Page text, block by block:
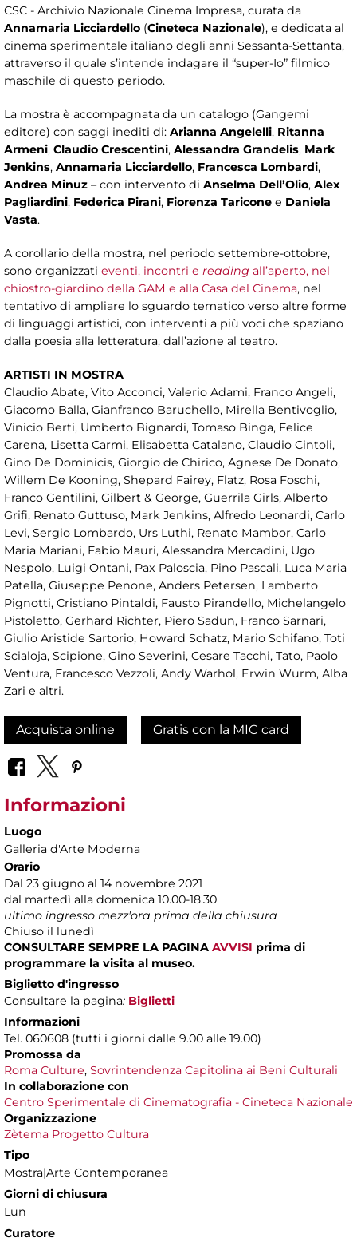
CSC - Archivio Nazionale Cinema Impresa, curata da
Annamaria Licciardello (Cineteca Nazionale), e dedicata al
cinema sperimentale italiano degli anni Sessanta-Settanta,
attraverso il quale s’intende indagare il “super-Io” filmico
maschile di questo periodo.
La mostra è accompagnata da un catalogo (Gangemi
editore) con saggi inediti di: Arianna Angelelli, Ritanna
Armeni, Claudio Crescentini, Alessandra Grandelis, Mark
Jenkins, Annamaria Licciardello, Francesca Lombardi,
Andrea Minuz – con intervento di Anselma Dell’Olio, Alex
Pagliardini, Federica Pirani, Fiorenza Taricone e Daniela
Vasta.
A corollario della mostra, nel periodo settembre-ottobre,
sono organizzati eventi, incontri e reading all’aperto, nel
chiostro-giardino della GAM e alla Casa del Cinema, nel
tentativo di ampliare lo sguardo tematico verso altre forme
di linguaggi artistici, con interventi a più voci che spaziano
dalla poesia alla letteratura, dall’azione al teatro.
ARTISTI IN MOSTRA
Claudio Abate, Vito Acconci, Valerio Adami, Franco Angeli,
Giacomo Balla, Gianfranco Baruchello, Mirella Bentivoglio,
Vinicio Berti, Umberto Bignardi, Tomaso Binga, Felice
Carena, Lisetta Carmi, Elisabetta Catalano, Claudio Cintoli,
Gino De Dominicis, Giorgio de Chirico, Agnese De Donato,
Willem De Kooning, Shepard Fairey, Flatz, Rosa Foschi,
Franco Gentilini, Gilbert & George, Guerrila Girls, Alberto
Grifi, Renato Guttuso, Mark Jenkins, Alfredo Leonardi, Carlo
Levi, Sergio Lombardo, Urs Luthi, Renato Mambor, Carlo
Maria Mariani, Fabio Mauri, Alessandra Mercadini, Ugo
Nespolo, Luigi Ontani, Pax Paloscia, Pino Pascali, Luca Maria
Patella, Giuseppe Penone, Anders Petersen, Lamberto
Pignotti, Cristiano Pintaldi, Fausto Pirandello, Michelangelo
Pistoletto, Gerhard Richter, Piero Sadun, Franco Sarnari,
Giulio Aristide Sartorio, Howard Schatz, Mario Schifano, Toti
Scialoja, Scipione, Gino Severini, Cesare Tacchi, Tato, Paolo
Ventura, Francesco Vezzoli, Andy Warhol, Erwin Wurm, Alba
Zari e altri.
Acquista online Gratis con la MIC card
Informazioni
Luogo
Galleria d'Arte Moderna
Orario
Dal 23 giugno al 14 novembre 2021
dal martedì alla domenica 10.00-18.30
ultimo ingresso mezz'ora prima della chiusura
Chiuso il lunedì
CONSULTARE SEMPRE LA PAGINA AVVISI prima di
programmare la visita al museo.
Biglietto d'ingresso
Consultare la pagina: Biglietti
Informazioni
Tel. 060608 (tutti i giorni dalle 9.00 alle 19.00)
Promossa da
Roma Culture, Sovrintendenza Capitolina ai Beni Culturali
In collaborazione con
Centro Sperimentale di Cinematografia - Cineteca Nazionale
Organizzazione
Zètema Progetto Cultura
Tipo
Mostra|Arte Contemporanea
Giorni di chiusura
Lun
Curatore